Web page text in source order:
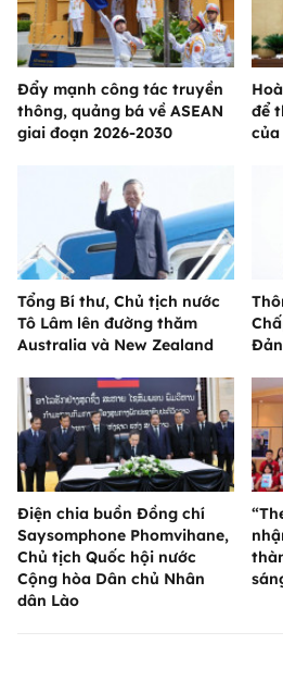
Đẩy mạnh công tác truyền
thông, quảng bá về ASEAN
giai đoạn 2026-2030
để
Tổng Bí thư, Chủ tịch nước
Tô Lâm lên đường thăm
Australia và New Zealand
Điện chia buồn Đồng chí
Saysomphone Phomvihane,
Chủ tịch Quốc hội nước
Cộng hòa Dân chủ Nhân
dân Lào